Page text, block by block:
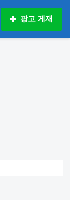
광고 게재